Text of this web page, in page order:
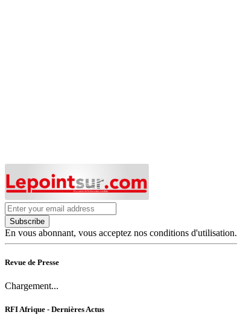
Subscribe
En vous abonnant, vous acceptez nos conditions d'utilisation.
Revue de Presse
Chargement...
RFI Afrique - Dernières Actus